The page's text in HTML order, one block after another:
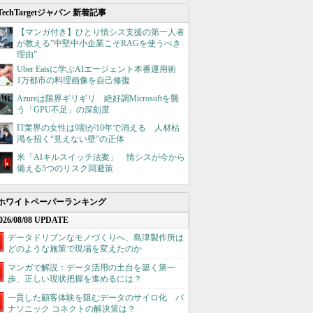
ジャパン 新着記事
【マンガ付き】ひとり情シス支援の第一人者
が教える”中堅中小企業こそRAGを使うべき
理由”
Uber Eatsに学ぶAIエージェント本番運用術
1万都市の料理画像を自己修復
Azureは限界ギリギリ 絶好調Microsoftを襲
う「GPU不足」の深刻度
IT業界の女性は9割が10年で消える 人材枯
渇を招く“見えない壁”の正体
米「AIキルスイッチ法案」 情シスが今から
備える5つのリスク回避策
ワイトペーパーランキング
08/08 UPDATE
データドリブンなモノづくりへ、島津製作所は
どのような施策で現場を変えたのか
マンガで解説：データ活用の土台を築く第一
歩、正しい現状把握を進めるには？
一貫した顧客体験を阻むデータのサイロ化 パ
ナソニック コネクトの解決策は？